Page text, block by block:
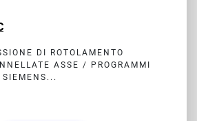
DI ROTOLAMENTO
ASSE / PROGRAMMI